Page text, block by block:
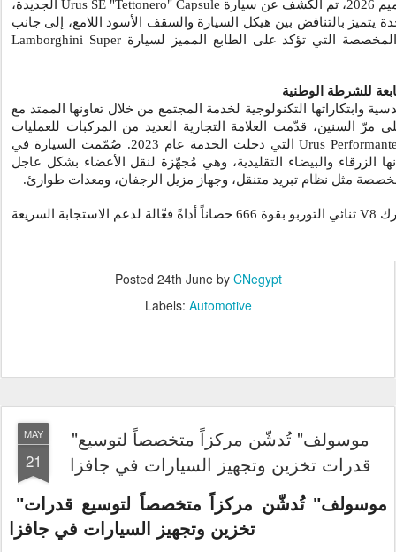
Urus SE "Tettonero" Capsule الجديدة،
محدود من 630 وحدة يتميز بالتناقض بين هيكل السيارة والسقف الأسود اللامع، إلى جانب
المخصصة التي تؤكد على الطابع المميز لسيارةLamborghini Super
للشرطة الوطنية
وابتكاراتها التكنولوجية لخدمة المجتمع من خلال تعاونها الممتد مع
مرّ السنين، قدّمت العلامة التجارية العديد من المركبات للعمليات
Urus
التي دخلت الخدمة عام 2023. صُمّمت السيارة في
الزرقاء والبيضاء التقليدية، وهي مُجهّزة لنقل الأعضاء بشكل عاجل
مثل نظام تبريد متنقل، وجهاز مزيل الرجفان، ومعدات طوارئ.
V8 ثنائي التوربو بقوة 666 حصاناً أداةً فعّالة لدعم الاستجابة السريعة
Posted 24th Juneby CNegypt
Labels: Automotive
MAY
21
"موسولف" تُدشّن مركزاً متخصصاً لتوسيع
قدرات تخزين وتجهيز السيارات في جافزا
"موسولف" تُدشّن مركزاً متخصصاً لتوسيع قدرات
تخزين وتجهيز السيارات في جافزا